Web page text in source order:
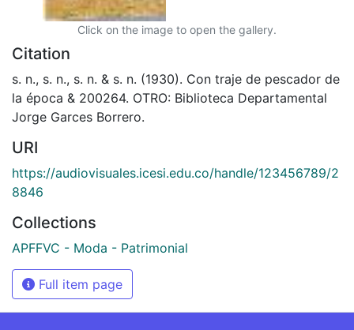
Click on the image to open the gallery.
Citation
s. n., s. n., s. n. & s. n. (1930). Con traje de pescador de
la época & 200264. OTRO: Biblioteca Departamental
Jorge Garces Borrero.
URI
https://audiovisuales.icesi.edu.co/handle/123456789/2
8846
Collections
APFFVC - Moda - Patrimonial
Full item page